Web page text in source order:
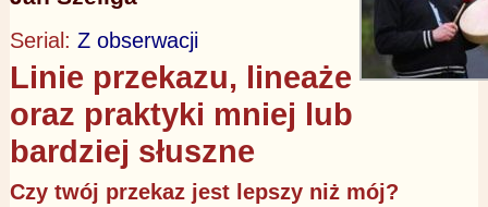
Serial: Z obserwacji
Linie przekazu, lineaże
oraz praktyki mniej lub
bardziej słuszne
Czy twój przekaz jest lepszy niż mój?